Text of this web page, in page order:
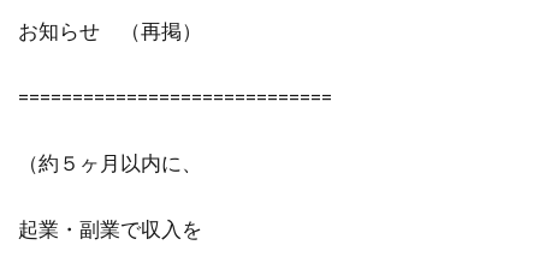
お知らせ （再掲）
=============================
（約５ヶ月以内に、
起業・副業で収入を